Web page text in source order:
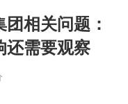
相关问题：
还需要观察